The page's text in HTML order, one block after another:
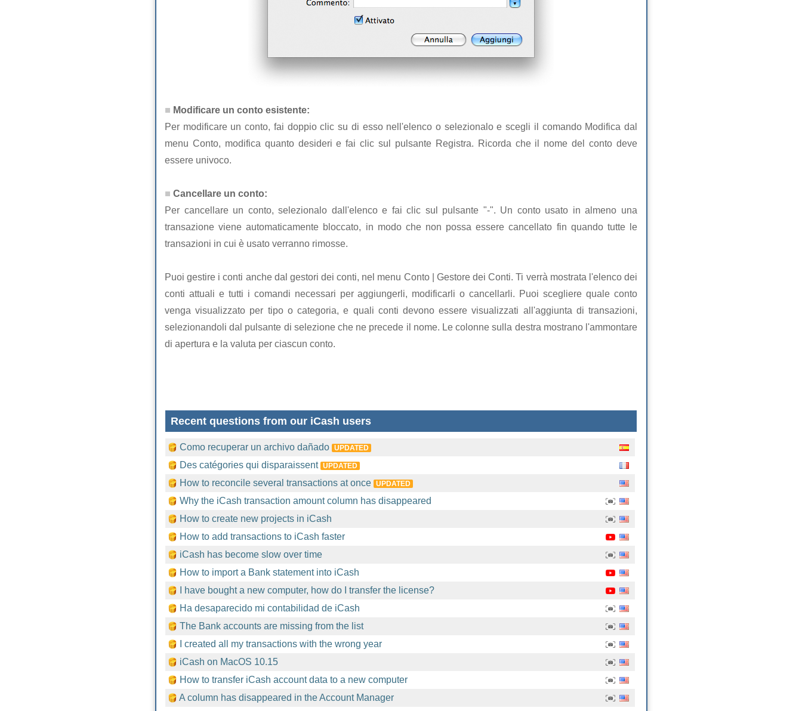
Modificare un conto esistente:
Per modificare un conto, fai doppio clic su di esso nell'elenco o selezionalo e scegli il comando Modifica dal
menu Conto, modifica quanto desideri e fai clic sul pulsante Registra. Ricorda che il nome del conto deve
essere univoco.
Cancellare un conto:
Per cancellare un conto, selezionalo dall'elenco e fai clic sul pulsante "-". Un conto usato in almeno una
transazione viene automaticamente bloccato, in modo che non possa essere cancellato fin quando tutte le
transazioni in cui è usato verranno rimosse.
Puoi gestire i conti anche dal gestori dei conti, nel menu Conto | Gestore dei Conti. Ti verrà mostrata l'elenco dei
conti attuali e tutti i comandi necessari per aggiungerli, modificarli o cancellarli. Puoi scegliere quale conto
venga visualizzato per tipo o categoria, e quali conti devono essere visualizzati all'aggiunta di transazioni,
selezionandoli dal pulsante di selezione che ne precede il nome. Le colonne sulla destra mostrano l'ammontare
di apertura e la valuta per ciascun conto.
Recent questions from our iCash users
Como recuperar un archivo dañado UPDATED
Des catégories qui disparaissent UPDATED
How to reconcile several transactions at once UPDATED
Why the iCash transaction amount column has disappeared
How to create new projects in iCash
How to add transactions to iCash faster
iCash has become slow over time
How to import a Bank statement into iCash
I have bought a new computer, how do I transfer the license?
Ha desaparecido mi contabilidad de iCash
The Bank accounts are missing from the list
I created all my transactions with the wrong year
iCash on MacOS 10.15
How to transfer iCash account data to a new computer
A column has disappeared in the Account Manager